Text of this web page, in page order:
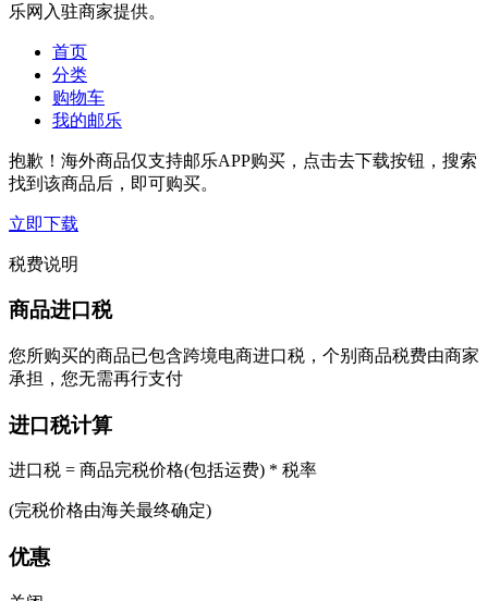
乐网入驻商家提供。
首页
分类
购物车
我的邮乐
抱歉！海外商品仅支持邮乐APP购买，点击去下载按钮，搜索
找到该商品后，即可购买。
立即下载
税费说明
商品进口税
您所购买的商品已包含跨境电商进口税，个别商品税费由商家
承担，您无需再行支付
进口税计算
进口税 = 商品完税价格(包括运费) * 税率
(完税价格由海关最终确定)
优惠